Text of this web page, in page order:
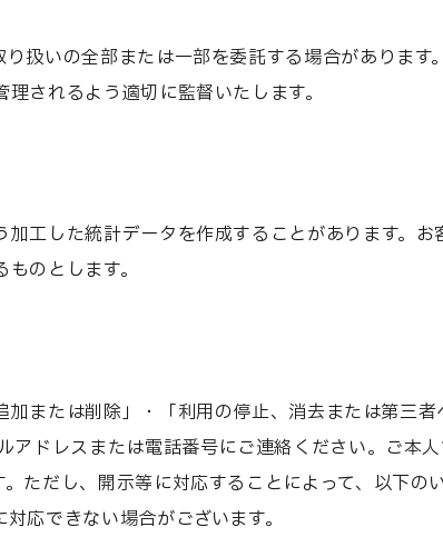
扱いの全部または一部を委託する場合があります
されるよう適切に監督いたします。
工した統計データを作成することがあります。お
のとします。
または削除」・「利用の停止、消去または第三者
ドレスまたは電話番号にご連絡ください。ご本
ただし、開示等に対応することによって、以下の
応できない場合がございます。